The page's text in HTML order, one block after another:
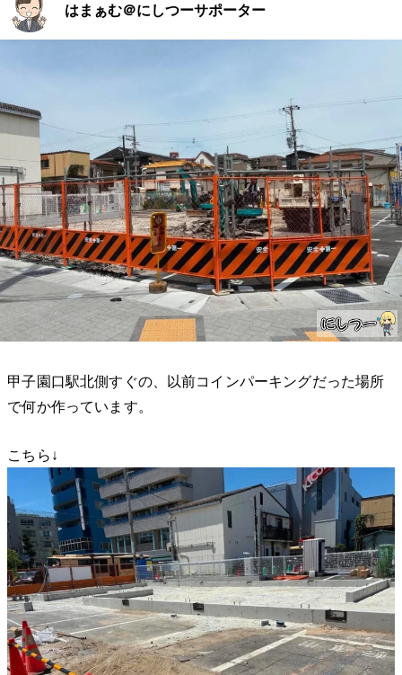
はまぁむ＠にしつーサポーター
甲子園口駅北側すぐの、以前コインパーキングだった場所
で何か作っています。
こちら↓